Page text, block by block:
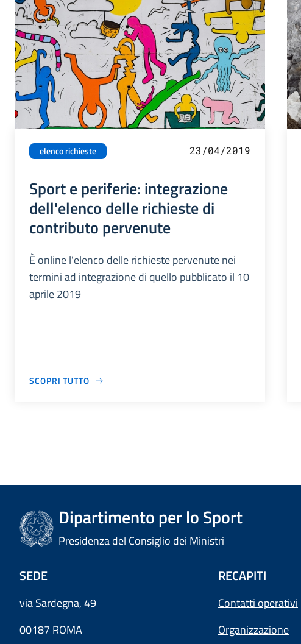
elenco richieste 23/04/2019
Sport e periferie: integrazione
dell'elenco delle richieste di
contributo pervenute
È online l'elenco delle richieste pervenute nei
termini ad integrazione di quello pubblicato il 10
aprile 2019
SCOPRI TUTTO
Dipartimento per lo Sport
Presidenza del Consiglio dei Ministri
SEDE
via Sardegna, 49
00187 ROMA
RECAPITI
Contatti operativi
Organizzazione